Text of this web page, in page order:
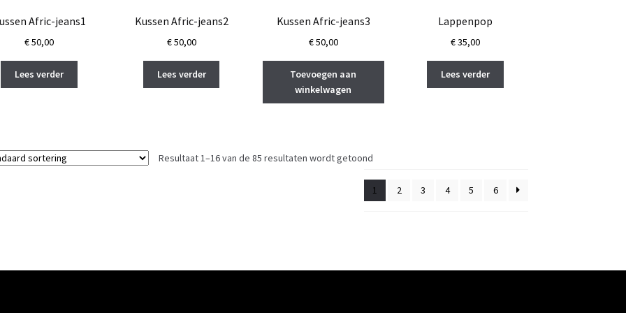
Afric-jeans1
€50,00
Lees verder
Kussen Afric-jeans2
€50,00
Lees verder
Kussen Afric-jeans3
€50,00
Toevoegen aan
winkelwagen
Lappenpop
€35,00
Lees verder
Resultaat 1–16 van de 85 resultaten wordt getoond
1 2 3 4 5 6